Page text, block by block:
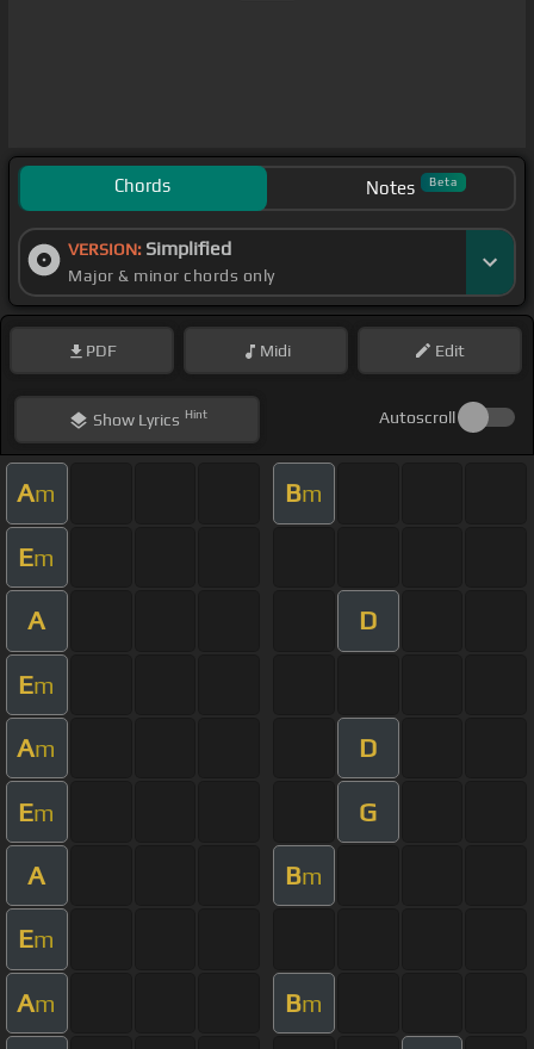
Chords Notes Beta
VERSION: Simplified
Major & minor chords only
PDF Midi Edit
ShowLyrics Hint Autoscroll
Am Bm
Em
A D
Em
Am D
Em G
A Bm
Em
Am Bm